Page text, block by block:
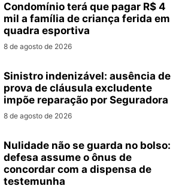
Condomínio terá que pagar R$ 4
mil a família de criança ferida em
quadra esportiva
8 de agosto de 2026
Sinistro indenizável: ausência de
prova de cláusula excludente
impõe reparação por Seguradora
8 de agosto de 2026
Nulidade não se guarda no bolso:
defesa assume o ônus de
concordar com a dispensa de
testemunha